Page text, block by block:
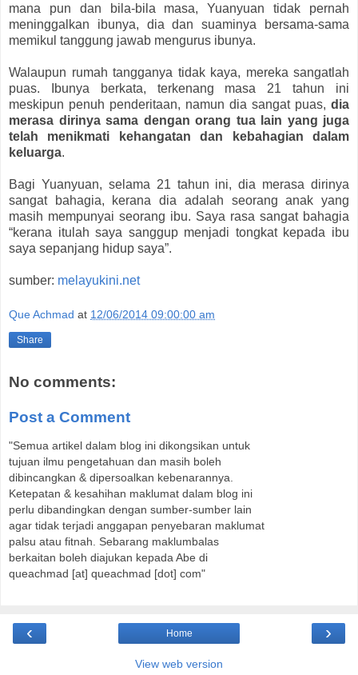
mana pun dan bila-bila masa, Yuanyuan tidak pernah
meninggalkan ibunya, dia dan suaminya bersama-sama
memikul tanggung jawab mengurus ibunya.
Walaupun rumah tangganya tidak kaya, mereka sangatlah
puas. Ibunya berkata, terkenang masa 21 tahun ini
meskipun penuh penderitaan, namun dia sangat puas, dia
merasa dirinya sama dengan orang tua lain yang juga
telah menikmati kehangatan dan kebahagian dalam
keluarga.
Bagi Yuanyuan, selama 21 tahun ini, dia merasa dirinya
sangat bahagia, kerana dia adalah seorang anak yang
masih mempunyai seorang ibu. Saya rasa sangat bahagia
“kerana itulah saya sanggup menjadi tongkat kepada ibu
saya sepanjang hidup saya”.
sumber: melayukini.net
Que Achmad at 12/06/2014 09:00:00 am
Share
No comments:
Post a Comment
"Semua artikel dalam blog ini dikongsikan untuk
tujuan ilmu pengetahuan dan masih boleh
dibincangkan & dipersoalkan kebenarannya.
Ketepatan & kesahihan maklumat dalam blog ini
perlu dibandingkan dengan sumber-sumber lain
agar tidak terjadi anggapan penyebaran maklumat
palsu atau fitnah. Sebarang maklumbalas
berkaitan boleh diajukan kepada Abe di
queachmad [at] queachmad [dot] com"
‹ ›
Home
View web version